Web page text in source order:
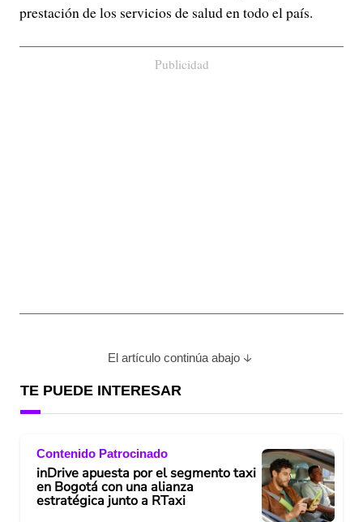
prestación de los servicios de salud en todo el país.
Publicidad
El artículo continúa abajo
TE PUEDE INTERESAR
Contenido Patrocinado
inDrive apuesta por el segmento taxi
en Bogotá con una alianza
estratégica junto a RTaxi